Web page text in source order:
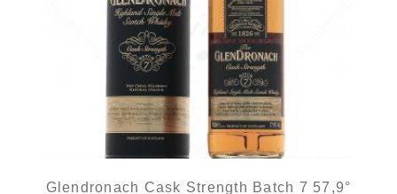
Glendronach Cask Strength Batch 7 57,9°